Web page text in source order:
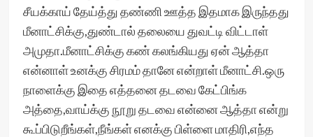
சீயக்காய் தேய்த்து தண்ணி ஊத்த இதமாக இருந்தது
மீனாட்சிக்கு,துண்டால் தலையை துவட்டி விட்டாள்
அமுதா.மீனாட்சிக்கு கண் கலங்கியது ஏன் ஆத்தா
என்னாள் உனக்கு சிரமம் தானே என்றாள் மீனாட்சி.ஒரு
நாளைக்கு இதை எத்தனை தடவை கேட்பிங்க
அத்தை,வாய்க்கு நூறு தடவை என்னை ஆத்தா என்று
கூப்பிடுறீங்கள்,நீங்கள் எனக்கு பிள்ளை மாதிரி,எந்த